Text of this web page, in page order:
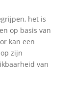
het is
op basis van
kan een
zijn
van